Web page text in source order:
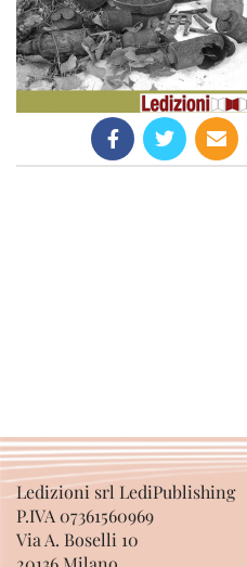
Ledizioni srl LediPublishing
P.IVA 07361560969
Via A. Boselli 10